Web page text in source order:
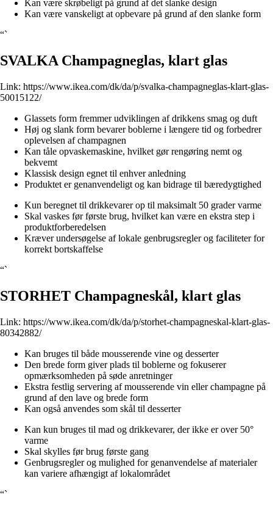
Kan være skrøbeligt på grund af det slanke design
Kan være vanskeligt at opbevare på grund af den slanke form
“`
SVALKA Champagneglas, klart glas
Link: https://www.ikea.com/dk/da/p/svalka-champagneglas-klart-glas-
50015122/
Glassets form fremmer udviklingen af drikkens smag og duft
Høj og slank form bevarer boblerne i længere tid og forbedrer
oplevelsen af champagnen
Kan tåle opvaskemaskine, hvilket gør rengøring nemt og
bekvemt
Klassisk design egnet til enhver anledning
Produktet er genanvendeligt og kan bidrage til bæredygtighed
Kun beregnet til drikkevarer op til maksimalt 50 grader varme
Skal vaskes før første brug, hvilket kan være en ekstra step i
produktforberedelsen
Kræver undersøgelse af lokale genbrugsregler og faciliteter for
korrekt bortskaffelse
“`
STORHET Champagneskål, klart glas
Link: https://www.ikea.com/dk/da/p/storhet-champagneskal-klart-glas-
80342882/
Kan bruges til både mousserende vine og desserter
Den brede form giver plads til boblerne og fokuserer
opmærksomheden på søde anretninger
Ekstra festlig servering af mousserende vin eller champagne på
grund af den lave og brede form
Kan også anvendes som skål til desserter
Kan kun bruges til mad og drikkevarer, der ikke er over 50°
varme
Skal skylles før brug første gang
Genbrugsregler og mulighed for genanvendelse af materialer
kan variere afhængigt af lokalområdet
“`